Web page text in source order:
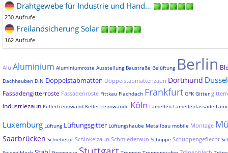
Drahtgewebe für Industrie und Hand…
230 Aufrufe
Freilandsicherung Solar
162 Aufrufe
Alu Aluminium Aluminiumroste Ausstellung Baustraße Belüftung Berlin
Dachhauben DIN Doppelstabmatten Doppelstabmattenzaun Dortmund
Fassadengitterroste Fassadenroste Fittkau Flachdach Frankfurt GFK Gitter
Industriezaun Kellertrennwand Kellertrennwände Köln Lamellen Lamellenfassade
Luxemburg Lüftung Lüftungsgitter Lüftungshaube Metallbau mobile Montage
Saarbrücken Schiebetor Schinkelzaun Schmiedezaun Schuppe Schuppengeflecht